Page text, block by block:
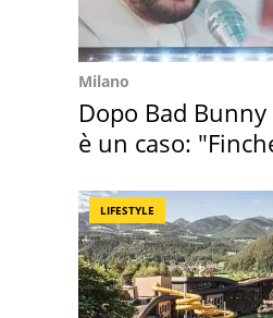
Milano
Dopo Bad
è un caso:
LIFESTYLE